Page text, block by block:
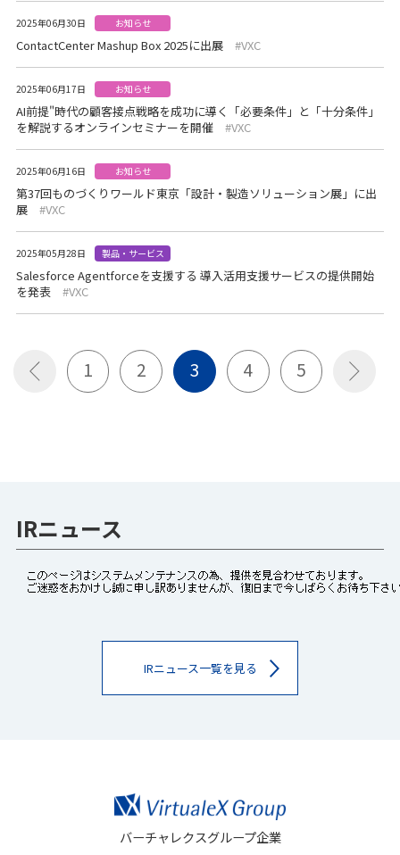
2025年06月30日 お知らせ
ContactCenter Mashup Box 2025に出展 VXC
2025年06月17日 お知らせ
AI前提"時代の顧客接点戦略を成功に導く「必要条件」と「十分条件」
を解説するオンラインセミナーを開催
VXC
2025年06月16日 お知らせ
第37回ものづくりワールド東京「設計・製造ソリューション展」に出
展
VXC
2025年05月28日 製品・サービス
Salesforce Agentforceを支援する 導入活用支援サービスの提供開始
を発表
VXC
1 2 3 4 5
IRニュース
IRニュース一覧を見る
バーチャレクスグループ企業